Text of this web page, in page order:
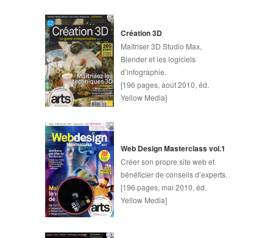
Création 3D
Maîtriser 3D Studio Max,
Blender et les logiciels
d’infographie.
[196 pages, août 2010, éd.
Yellow Media]
Web Design Masterclass vol.1
Créer son propre site web et
bénéficier de conseils d’experts.
[196 pages, mai 2010, éd.
Yellow Media]